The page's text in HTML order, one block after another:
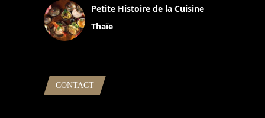
Petite Histoire de la Cuisine
Thaïe
CONTACT